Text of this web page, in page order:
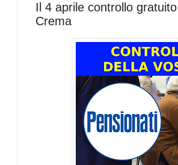
Il 4 aprile controllo
Crema